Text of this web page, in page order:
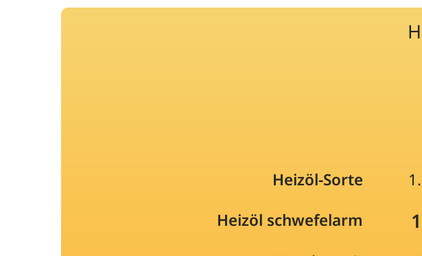
Heizöl-Sorte
Heizöl schwefelarm